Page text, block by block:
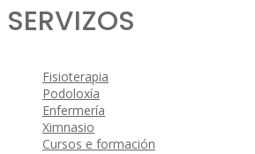
SERVIZOS
Fisioterapia
Podoloxía
Enfermería
Ximnasio
Cursos e formación